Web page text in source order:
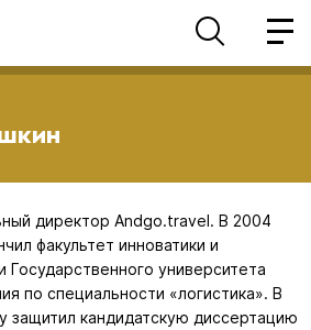
директор Andgo.travel. В 2004
факультет инноватики и
Государственного университета
по специальности «логистика». В
защитил кандидатскую диссертацию